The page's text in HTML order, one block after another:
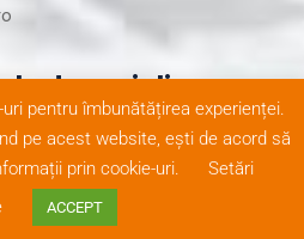
de socializare
pentru îmbunătățirea experienței.
pe acest website, ești de acord să
prin cookie-uri.
Setări
ACCEPT